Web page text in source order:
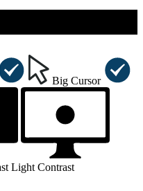
Big Cursor
Light Contrast